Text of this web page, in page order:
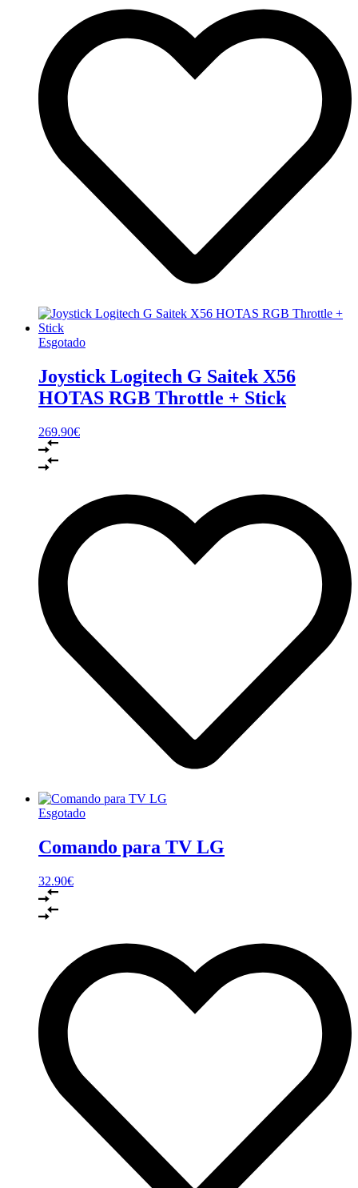
Esgotado
Joystick Logitech G Saitek X56
HOTAS RGB Throttle + Stick
269.90€
Esgotado
Comando para TV LG
32.90€